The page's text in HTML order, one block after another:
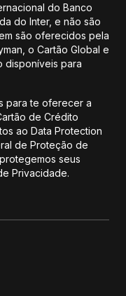
do Banco
do Inter, e não são
são oferecidos pela
o Cartão Global e
disponíveis para
para te oferecer a
de Crédito
ao Data Protection
de Proteção de
seus
Privacidade.